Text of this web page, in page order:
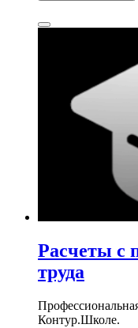
Расчеты с
труда
Контур.Школе.